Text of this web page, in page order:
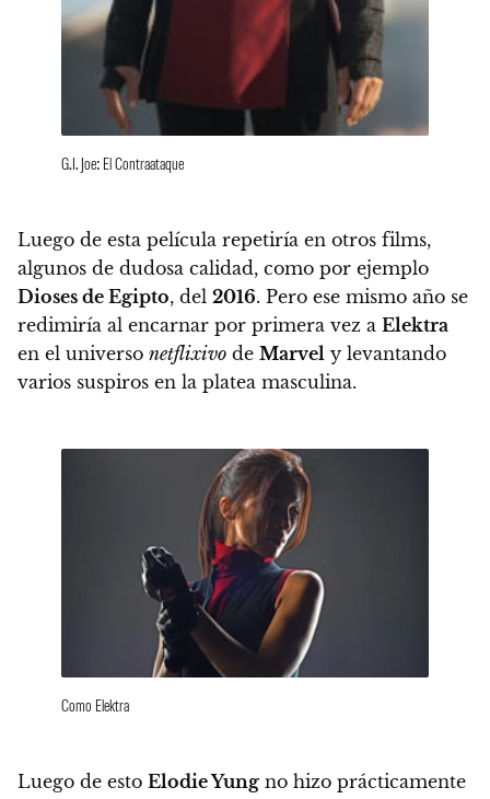
G.I. Joe: El Contraataque
Luego de esta película repetiría en otros films,
algunos de dudosa calidad, como por ejemplo
Dioses de Egipto, del 2016. Pero ese mismo año se
redimiría al encarnar por primera vez a Elektra
en el universo netflixivo de Marvel y levantando
varios suspiros en la platea masculina.
Como Elektra
Luego de esto Elodie Yung no hizo prácticamente